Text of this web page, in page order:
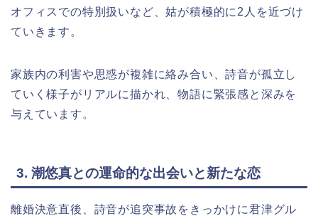
オフィスでの特別扱いなど、姑が積極的に2人を近づけ
ていきます。
家族内の利害や思惑が複雑に絡み合い、詩音が孤立し
ていく様子がリアルに描かれ、物語に緊張感と深みを
与えています。
3. 潮悠真との運命的な出会いと新たな恋
離婚決意直後、詩音が追突事故をきっかけに君津グル